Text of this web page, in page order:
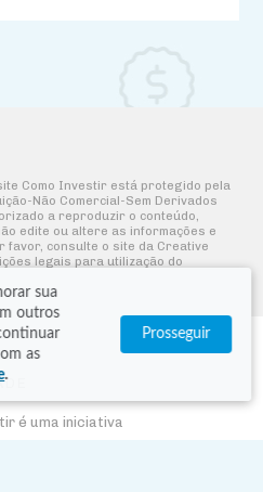
sua
outros
as
.
Prosseguir
Como Investir está protegido pela
Não Comercial-Sem Derivados
a reproduzir o conteúdo,
edite ou altere as informações e
favor, consulte o site da Creative
legais para utilização do
é uma iniciativa